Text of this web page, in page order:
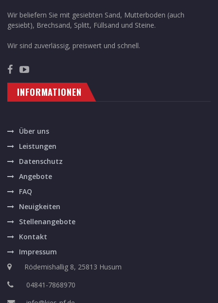
Wir beliefern Sie mit gesiebten Sand, Mutterboden (auch
gesiebt), Brechsand, Splitt, Füllsand und Steine.
Wir sind zuverlässig, preiswert und schnell.
INFORMATIONEN
Über uns
Leistungen
Datenschutz
Angebote
FAQ
Neuigkeiten
Stellenangebote
Kontakt
Impressum
Rödemishallig 8, 25813 Husum
04841-7868970